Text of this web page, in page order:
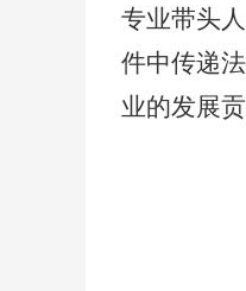
专业带头
件中传递
业的发展贡